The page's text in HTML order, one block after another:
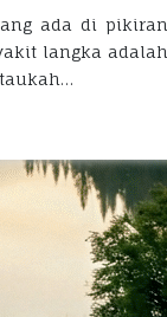
ada di pikiran
langka adalah